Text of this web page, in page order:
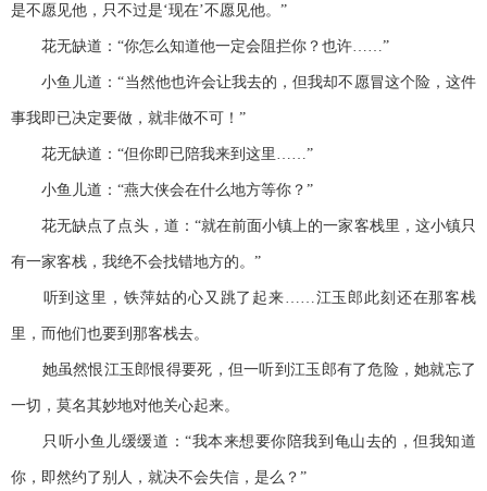
是不愿见他，只不过是‘现在’不愿见他。”
花无缺道：“你怎么知道他一定会阻拦你？也许……”
小鱼儿道：“当然他也许会让我去的，但我却不愿冒这个险，这件
事我即已决定要做，就非做不可！”
花无缺道：“但你即已陪我来到这里……”
小鱼儿道：“燕大侠会在什么地方等你？”
花无缺点了点头，道：“就在前面小镇上的一家客栈里，这小镇只
有一家客栈，我绝不会找错地方的。”
听到这里，铁萍姑的心又跳了起来……江玉郎此刻还在那客栈
里，而他们也要到那客栈去。
她虽然恨江玉郎恨得要死，但一听到江玉郎有了危险，她就忘了
一切，莫名其妙地对他关心起来。
只听小鱼儿缓缓道：“我本来想要你陪我到龟山去的，但我知道
你，即然约了别人，就决不会失信，是么？”